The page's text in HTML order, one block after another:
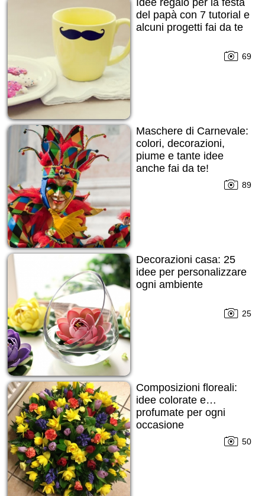
Idee regalo per la festa
del papà con 7 tutorial e
alcuni progetti fai da te
69
Maschere di Carnevale:
colori, decorazioni,
piume e tante idee
anche fai da te!
89
Decorazioni casa: 25
idee per personalizzare
ogni ambiente
25
Composizioni floreali:
idee colorate e…
profumate per ogni
occasione
50